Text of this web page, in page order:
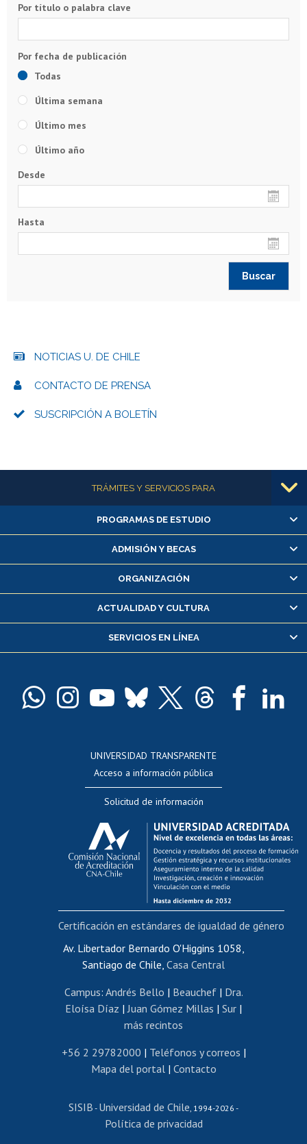
Por título o palabra clave
Todas
Última semana
Último mes
Último año
Desde
Hasta
NOTICIAS U. DE CHILE
CONTACTO DE PRENSA
SUSCRIPCIÓN A BOLETÍN
Más informaciónTRÁMITES Y SERVICIOS PARA
Alumnas/os y exalumnas/os
Matrícula en línea
Inscripción y cambio de asignaturas
Consulta y certificado de notas
Servicio médico y dental
Pago de arancel y crédito alumnos
Docentes
Perfeccionamiento
Editar Portafolio Académico
Evaluación docente
Calificación académica
Postulación al AUCAI
Funcionarias/os
Cursos internos de capacitación
Bienestar del personal
Portal de movilidad interna
Certificado de renta
Certificado de renta honorarios
Editar páginas blancas
Extranjeras/os
Revalidación y reconocimiento de títulos
Postulación al Programa de Movilidad Estudiantil
Cursos de español
PROGRAMAS DE ESTUDIO
ADMISIÓN Y BECAS
ORGANIZACIÓN
ACTUALIDAD Y CULTURA
SERVICIOS EN LÍNEA
UNIVERSIDAD TRANSPARENTE
Acceso a información pública
Solicitud de información
Av. Libertador Bernardo O'Higgins 1058,
Santiago de Chile, Casa Central
Campus: Andrés Bello | Beauchef| Dra.
Eloísa Díaz | Juan Gómez Millas | Sur |
más recintos
+56 2 29782000 | Teléfonos y correos |
Mapa del portal| Contacto
SISIB - Universidad de Chile , 1994-2026 -
Política de privacidad
Certificación en estándares de igualdad de género